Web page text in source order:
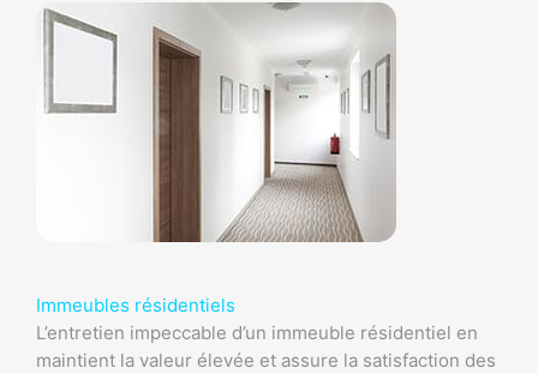
Immeubles résidentiels
L’entretien impeccable d’un immeuble résidentiel en
maintient la valeur élevée et assure la satisfaction des